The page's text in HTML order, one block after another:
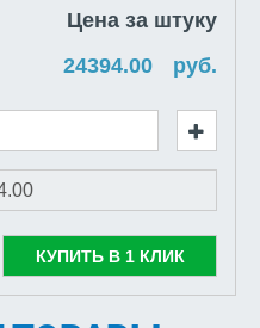
Цена за штуку
руб.
КУПИТЬ В 1 КЛИК